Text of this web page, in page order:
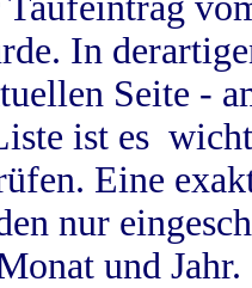
In
Seite -
ist es
Eine
nur
und Jahr.